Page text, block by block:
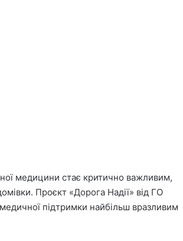
медицини стає критично важливим,
Проєкт «Дорога Надії» від ГО
підтримки найбільш вразливим